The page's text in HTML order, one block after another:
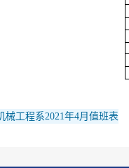
械工程系2021年4月值班表